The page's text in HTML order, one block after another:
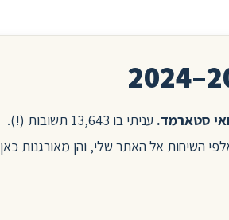
עניתי בו 13,643 תשובות (!).
אלפי השיחות אל האתר שלי, והן מאורגנות כאן